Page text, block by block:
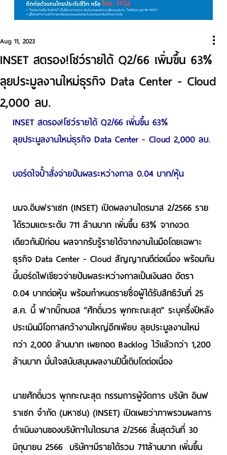
INSET สตรอง!โชว์รายได้ Q2/66 เพิ่มขึ้น 63%
ลุยประมูลงานใหม่ธุรกิจ Data Center - Cloud
2,000 ลบ.
Aug 11, 2023
INSET สตรอง!โชว์รายได้ Q2/66 เพิ่มขึ้น 63%
ลุยประมูลงานใหม่ธุรกิจ Data Center - Cloud 2,000 ลบ.
บอร์ดใจป้ำสั่งจ่ายปันผลระหว่างกาล 0.04 บาท/หุ้น
บมจ.อินฟราเซท (INSET) เปิดผลงานไตรมาส 2/2566 ราย
ได้รวมแตะระดับ 711 ล้านบาท เพิ่มขึ้น 63% จากงวด
เดียวกันปีก่อน ผลจากรับรู้รายได้จากงานในมือโดยเฉพาะ
ธุรกิจ Data Center - Cloud สัญญาณดีต่อเนื่อง พร้อมกัน
นี้บอร์ดไฟเขียวจ่ายปันผลระหว่างกาลเป็นเงินสด อัตรา
0.04 บาทต่อหุ้น พร้อมกำหนดรายชื่อผู้ได้รับสิทธิวันที่ 25
ส.ค. นี้ ฟากบิ๊กบอส “ศักดิ์บวร พุกกะณะสุต” ระบุครึ่งปีหลัง
ประเมินมีโอกาสคว้างานใหญ่อีกเพียบ ลุยประมูลงานใหม่
กว่า 2,000 ล้านบาท เผยกอด Backlog ไว้แล้วกว่า 1,200
ล้านบาท มั่นใจสนับสนุนผลงานปีนี้เติบโตต่อเนื่อง
นายศักดิ์บวร พุกกะณะสุต กรรมการผู้จัดการ บริษัท อินฟ
ราเซท จำกัด (มหาชน) (INSET) เปิดเผยว่าภาพรวมผลการ
ดำเนินงานของบริษัทฯในไตรมาส 2/2566 สิ้นสุดวันที่ 30
มิถุนายน 2566  บริษัทฯมีรายได้รวม 711ล้านบาท เพิ่มขึ้น